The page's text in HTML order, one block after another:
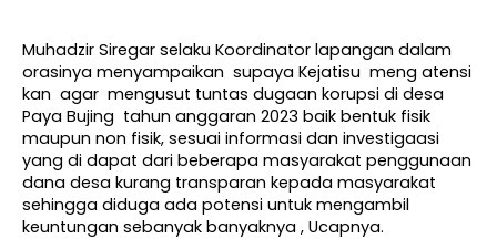
Muhadzir Siregar selaku Koordinator lapangan dalam
orasinya menyampaikan supaya Kejatisu meng atensi
kan agar mengusut tuntas dugaan korupsi di desa
Paya Bujing tahun anggaran 2023 baik bentuk fisik
maupun non fisik, sesuai informasi dan investigaasi
yang di dapat dari beberapa masyarakat penggunaan
dana desa kurang transparan kepada masyarakat
sehingga diduga ada potensi untuk mengambil
keuntungan sebanyak banyaknya , Ucapnya.